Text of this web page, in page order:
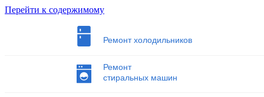
Перейти к содержимому
Ремонт холодильников
Ремонт
стиральных машин